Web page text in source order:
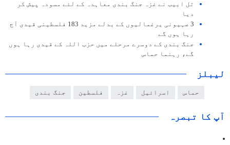
تل ابیب نے غزہ جنگ بندی معاہدہ کے لئے مسودہ پیش کر
دیا
3 صہیونی یرغمالیوں کے بدلے مزید 183 فلسطینی قیدی آج
رہا ہوں گے
جنگ بندی کے دوسرے مرحلے میں حزب اللہ کے قیدی رہا ہوں
گے، رہنما حماس
لیبلز
حماس اسرائیل غزہ فلسطین جنگ بندی
آپ کا تبصرہ